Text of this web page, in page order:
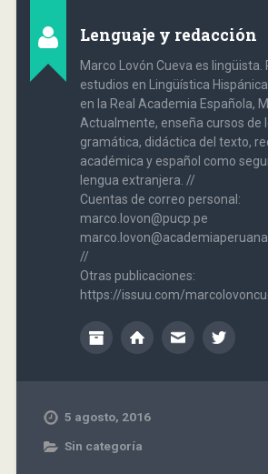
Lenguaje y redacción
Marco Lovón Cueva es lingüista.
estudios en Lingüística
en la Real Academia Española,
Actualmente, enseña cursos de
gramática, didáctica del texto,
académica y español como
lengua extranjera. //
Cuentas de correo personal:
marco.lovon@pucp.pe
//
Otras publicaciones:
https://issuu.com/
5 agosto, 2016
Sin categoría